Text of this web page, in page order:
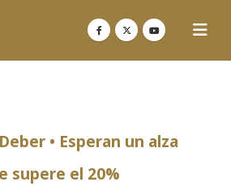
• Esperan un alza
supere el 20%